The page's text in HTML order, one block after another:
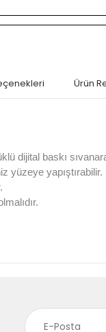
Ürün
dijital baskı
yüzeye yapıştırabilir.